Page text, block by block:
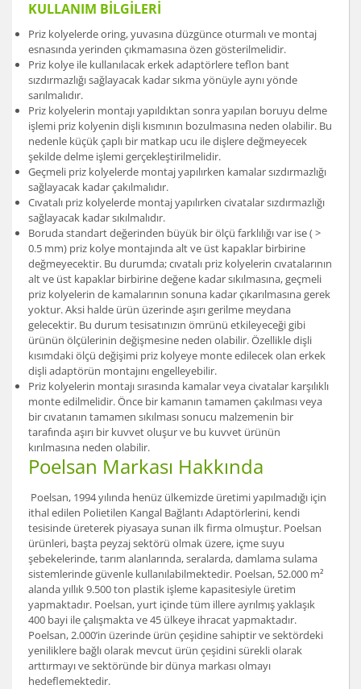
KULLANIM BİLGİLERİ
Priz kolyelerde oring, yuvasına düzgünce oturmalı ve montaj
esnasında yerinden çıkmamasına özen gösterilmelidir.
Priz kolye ile kullanılacak erkek adaptörlere teflon bant
sızdırmazlığı sağlayacak kadar sıkma yönüyle aynı yönde
sarılmalıdır.
Priz kolyelerin montajı yapıldıktan sonra yapılan boruyu delme
işlemi priz kolyenin dişli kısmının bozulmasına neden olabilir. Bu
nedenle küçük çaplı bir matkap ucu ile dişlere değmeyecek
şekilde delme işlemi gerçekleştirilmelidir.
Geçmeli priz kolyelerde montaj yapılırken kamalar sızdırmazlığı
sağlayacak kadar çakılmalıdır.
Cıvatalı priz kolyelerde montaj yapılırken civatalar sızdırmazlığı
sağlayacak kadar sıkılmalıdır.
Boruda standart değerinden büyük bir ölçü farklılığı var ise ( >
0.5 mm) priz kolye montajında alt ve üst kapaklar birbirine
değmeyecektir. Bu durumda; cıvatalı priz kolyelerin cıvatalarının
alt ve üst kapaklar birbirine değene kadar sıkılmasına, geçmeli
priz kolyelerin de kamalarının sonuna kadar çıkarılmasına gerek
yoktur. Aksi halde ürün üzerinde aşırı gerilme meydana
gelecektir. Bu durum tesisatınızın ömrünü etkileyeceği gibi
ürünün ölçülerinin değişmesine neden olabilir. Özellikle dişli
kısımdaki ölçü değişimi priz kolyeye monte edilecek olan erkek
dişli adaptörün montajını engelleyebilir.
Priz kolyelerin montajı sırasında kamalar veya civatalar karşılıklı
monte edilmelidir. Önce bir kamanın tamamen çakılması veya
bir cıvatanın tamamen sıkılması sonucu malzemenin bir
tarafında aşırı bir kuvvet oluşur ve bu kuvvet ürünün
kırılmasına neden olabilir.
Poelsan Markası Hakkında
Poelsan, 1994 yılında henüz ülkemizde üretimi yapılmadığı için
ithal edilen Polietilen Kangal Bağlantı Adaptörlerini, kendi
tesisinde üreterek piyasaya sunan ilk firma olmuştur. Poelsan
ürünleri, başta peyzaj sektörü olmak üzere, içme suyu
şebekelerinde, tarım alanlarında, seralarda, damlama sulama
sistemlerinde güvenle kullanılabilmektedir. Poelsan, 52.000 m²
alanda yıllık 9.500 ton plastik işleme kapasitesiyle üretim
yapmaktadır. Poelsan, yurt içinde tüm illere ayrılmış yaklaşık
400 bayi ile çalışmakta ve 45 ülkeye ihracat yapmaktadır.
Poelsan, 2.000’in üzerinde ürün çeşidine sahiptir ve sektördeki
yeniliklere bağlı olarak mevcut ürün çeşidini sürekli olarak
arttırmayı ve sektöründe bir dünya markası olmayı
hedeflemektedir.